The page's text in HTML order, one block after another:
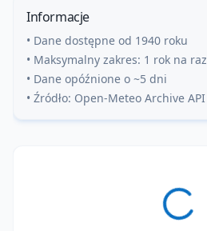
Informacje
• Dane dostępne od 1940 roku
• Maksymalny zakres: 1 rok na raz
• Dane opóźnione o ~5 dni
• Źródło: Open-Meteo Archive API